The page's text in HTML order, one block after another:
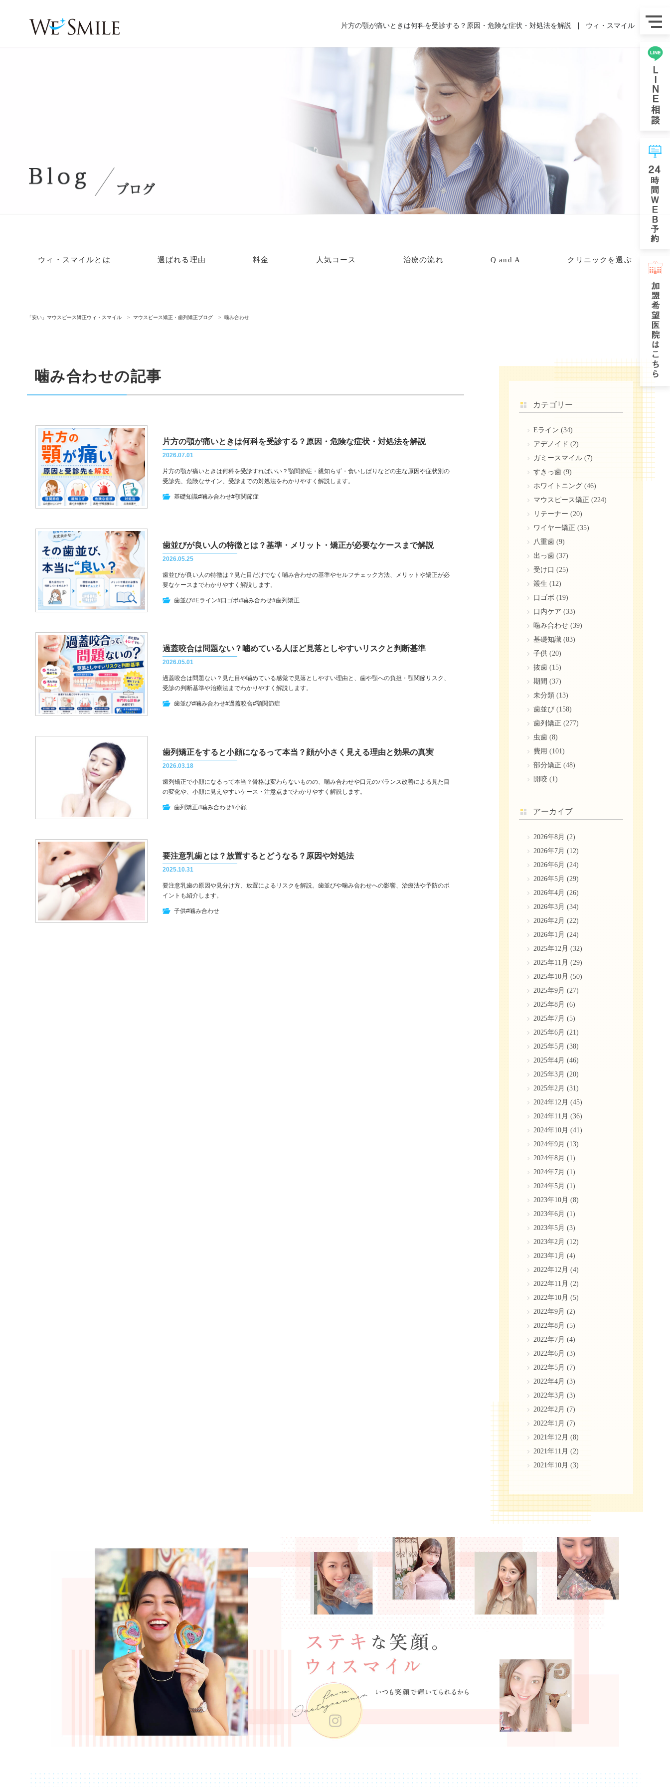
片方の顎が痛いときは何科を受診する？原因・危険な症状・対処法を解説 ウィ・スマイル
ウィ・スマイルとは 選ばれる理由 料金 人気コース 治療の流れ Q and A クリニックを選ぶ
「安い」マウスピース矯正ウィ・スマイル マウスピース矯正・歯列矯正ブログ 噛み合わせ
噛み合わせの記事
片方の顎が痛いときは何科を受診する？原因・危険な症状・対処法を解説
2026.07.01
片方の顎が痛いときは何科を受診すればいい？顎関節症・親知らず・食いしばりなどの主な原因や症状別の
受診先、危険なサイン、受診までの対処法をわかりやすく解説します。
基礎知識#噛み合わせ#顎関節症
歯並びが良い人の特徴とは？基準・メリット・矯正が必要なケースまで解説
2026.05.25
歯並びが良い人の特徴は？見た目だけでなく噛み合わせの基準やセルフチェック方法、メリットや矯正が必
要なケースまでわかりやすく解説します。
歯並び#Eライン#口ゴボ#噛み合わせ#歯列矯正
過蓋咬合は問題ない？噛めている人ほど見落としやすいリスクと判断基準
2026.05.01
過蓋咬合は問題ない？見た目や噛めている感覚で見落としやすい理由と、歯や顎への負担・顎関節リスク、
受診の判断基準や治療法までわかりやすく解説します。
歯並び#噛み合わせ#過蓋咬合#顎関節症
歯列矯正をすると小顔になるって本当？顔が小さく見える理由と効果の真実
2026.03.18
歯列矯正で小顔になるって本当？骨格は変わらないものの、噛み合わせや口元のバランス改善による見た目
の変化や、小顔に見えやすいケース・注意点までわかりやすく解説します。
歯列矯正#噛み合わせ#小顔
要注意乳歯とは？放置するとどうなる？原因や対処法
2025.10.31
要注意乳歯の原因や見分け方、放置によるリスクを解説。歯並びや噛み合わせへの影響、治療法や予防のポ
イントも紹介します。
子供#噛み合わせ
カテゴリー
Eライン (34)
アデノイド (2)
ガミースマイル(7)
すきっ歯(9)
ホワイトニング(46)
マウスピース矯正 (224)
リテーナー (20)
ワイヤー矯正 (35)
八重歯(9)
出っ歯(37)
受け口 (25)
叢生 (12)
口ゴボ (19)
口内ケア (33)
噛み合わせ(39)
基礎知識(83)
子供(20)
抜歯(15)
期間 (37)
未分類(13)
歯並び(158)
歯列矯正 (277)
虫歯(8)
費用 (101)
部分矯正 (48)
開咬 (1)
アーカイブ
2026年8月 (2)
2026年7月 (12)
2026年6月 (24)
2026年5月 (29)
2026年4月 (26)
2026年3月 (34)
2026年2月 (22)
2026年1月 (24)
2025年12月 (32)
2025年11月 (29)
2025年10月 (50)
2025年9月 (27)
2025年8月 (6)
2025年7月 (5)
2025年6月 (21)
2025年5月 (38)
2025年4月 (46)
2025年3月 (20)
2025年2月 (31)
2024年12月 (45)
2024年11月 (36)
2024年10月 (41)
2024年9月 (13)
2024年8月 (1)
2024年7月 (1)
2024年5月 (1)
2023年10月 (8)
2023年6月 (1)
2023年5月 (3)
2023年2月 (12)
2023年1月 (4)
2022年12月 (4)
2022年11月 (2)
2022年10月 (5)
2022年9月 (2)
2022年8月 (5)
2022年7月 (4)
2022年6月 (3)
2022年5月 (7)
2022年4月 (3)
2022年3月 (3)
2022年2月 (7)
2022年1月 (7)
2021年12月 (8)
2021年11月 (2)
2021年10月 (3)